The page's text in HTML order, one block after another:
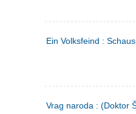
Ein Volksfeind :
Vrag naroda : (Doktor